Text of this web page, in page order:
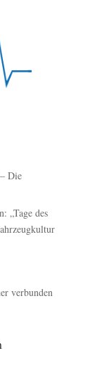
Die
„Tage des
verbunden